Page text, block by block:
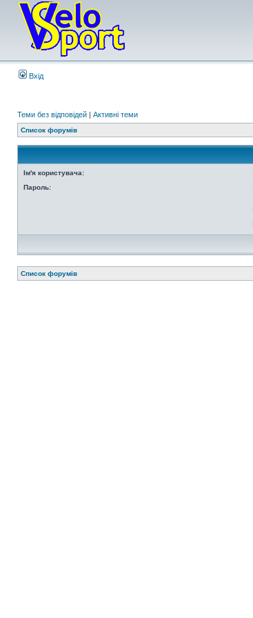
Вхід
Теми без відповідей | Активні теми
Список форумів
Ім'я користувача:
Пароль:
Список форумів